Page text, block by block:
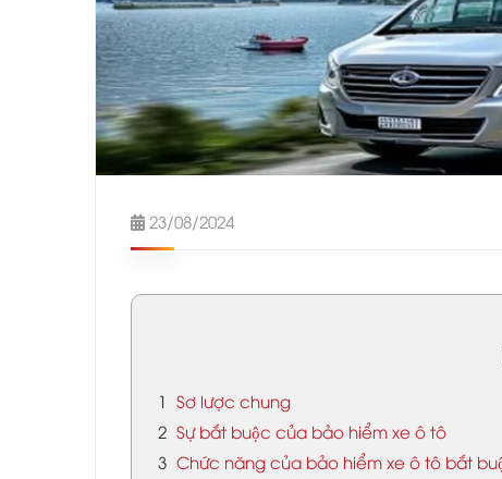
23/08/2024
1 Sơ lược chung
2 Sự bắt buộc của bảo hiểm xe ô tô
3 Chức năng của bảo hiểm xe ô tô bắt